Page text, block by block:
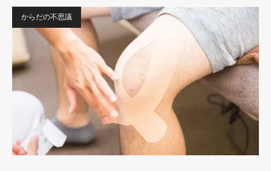
からだの不思議